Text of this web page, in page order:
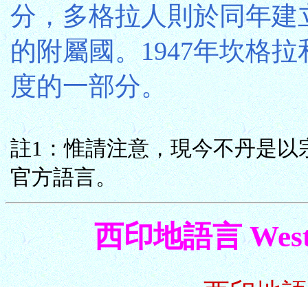
分，多格拉人則於同年
的附屬國。1947年坎格
度的一部分。
註1：惟請注意，現今不丹是以
官方語言。
西印地語言